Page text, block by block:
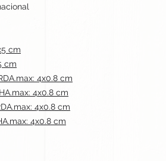
cm
cm
4x0.8 cm
4x0.8 cm
4x0.8 cm
4x0.8 cm